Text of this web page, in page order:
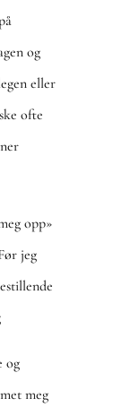
og
eller
ofte
opp»
jeg
og
meg